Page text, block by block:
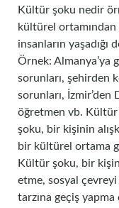
Kültür şoku nedir
kültürel
insanların
Örnek: Almanya’ya
sorunları, şehirden
sorunları, İzmir’den
öğretmen vb.
şoku, bir kişinin
bir kültürel ortama
Kültür şoku, bir
etme, sosyal
tarzına geçiş yapma